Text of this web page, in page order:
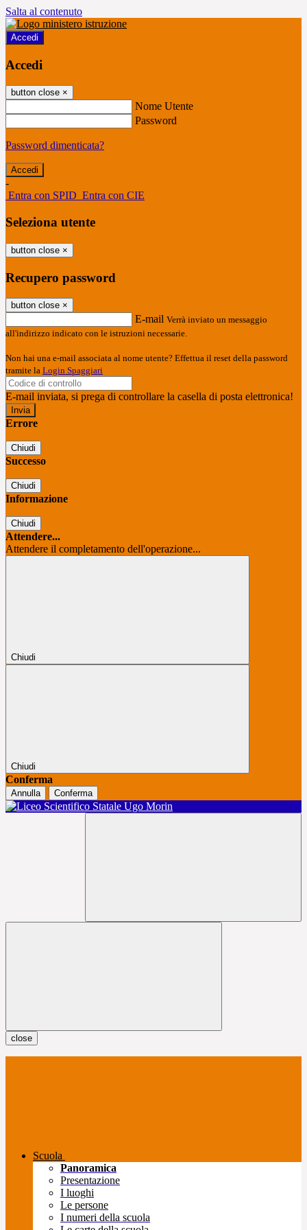
Salta al contenuto
Accedi
Accedi
button close ×
Nome Utente
Password
Password dimenticata?
-
Entra con SPID Entra con CIE
Seleziona utente
button close ×
Recupero password
button close ×
E-mail Verrà inviato un messaggio
all'indirizzo indicato con le istruzioni necessarie.
Non hai una e-mail associata al nome utente? Effettua il reset della password
tramite la Login Spaggiari
E-mail inviata, si prega di controllare la casella di posta elettronica!
Errore
Chiudi
Successo
Chiudi
Informazione
Chiudi
Attendere...
Attendere il completamento dell'operazione...
Chiudi
Chiudi
Conferma
Annulla Conferma
close
Scuola
Panoramica
Presentazione
I luoghi
Le persone
I numeri della scuola